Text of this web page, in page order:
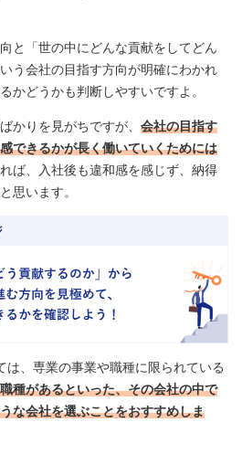
と「世の中にどんな貢献をしてどん
う会社の目指す方向が明確にわかれ
かどうかも判断しやすいですよ。
かりを見がちですが、 会社の目指す
できるかが長く働いていくためには
ば、入社後も違和感を感じず、納得
思います。
は、専業の事業や職種に限られている
種があるといった、その会社の中で
な会社を選ぶことをおすすめしま